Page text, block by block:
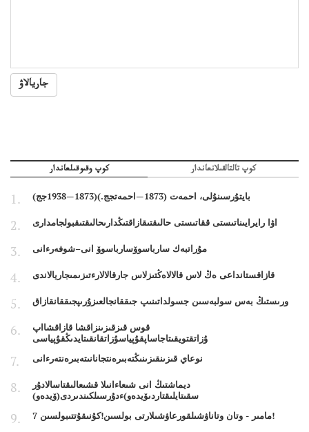
جاريالاۋ
كوپ وقىوقىلعاندار كوپ تالتالقىلانعاندار
بايتۇرسىنۇلى، احمەت (1873—احمەتجج.)(1873—1938جج)
اۋا رايرايىناتىستى ققاتىستى حالىقتىقازاقتىڭدارىحالىقتىقبولجامدارى
مۇراتبەك سارباسوۆسارباسوۆ انى–شوفەرءانى
قازاقستانداعى ەڭ لاس قالالاەڭتىزلاس جارقالالارءتىزىمىجاريالاندى
ورىستىڭ بەس سولبەسىن جسولداتىنىپ جىققانجالعىزۇرىپجىققانقازاق
قوس قىزقىزىنزاقشا قازاقشااپ
ۇزاتقتويقىتاجاساپقۇپياسۇزاتقانقىتايدىڭقۇپياسى
نوعاي قىزىنقىزىنىڭتەبىرەنتجانانىتەبىرەنتەرءانى
ديماشتىڭ انى شىعاءانىلا قشىعالىقتاسالادۇر
سقىتايلىقتاردىۆيدەو)ءدۇرسىلكىندىردى(ۆيدەو)
7 مامىر - وتان وتاناۋشىلقورعاۋشىلارتى بولسىن!كۇنىقۇتتىبولسىن!